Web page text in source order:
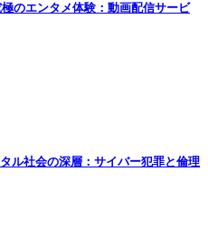
のエンタメ体験：動画配信サービ
ル社会の深層：サイバー犯罪と倫理